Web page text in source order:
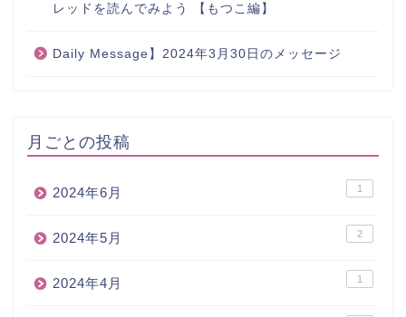
レッドを読んでみよう 【もつこ編】
Daily Message】2024年3月30日のメッセージ
月ごとの投稿
2024年6月 1
2024年5月 2
2024年4月 1